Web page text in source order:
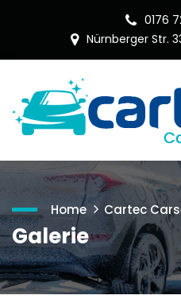
0176
Nürnberger Str.
Home Cartec
Galerie